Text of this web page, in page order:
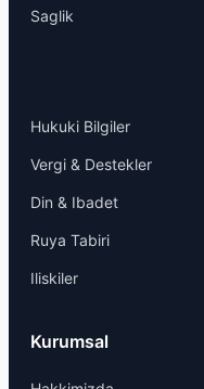
Saglik
Hukuki Bilgiler
Vergi & Destekler
Din & Ibadet
Ruya Tabiri
Iliskiler
Kurumsal